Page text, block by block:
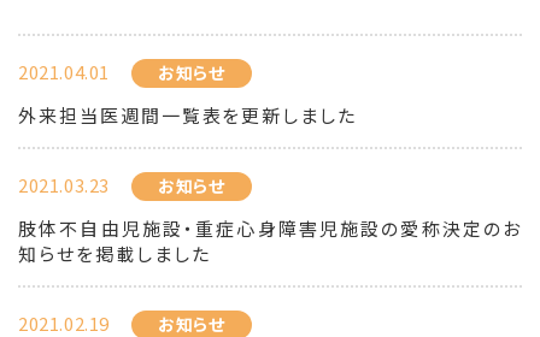
2021.04.01 お知らせ
外来担当医週間一覧表を更新しました
2021.03.23 お知らせ
肢体不自由児施設・重症心身障害児施設の愛称決定のお
知らせを掲載しました
2021.02.19 お知らせ